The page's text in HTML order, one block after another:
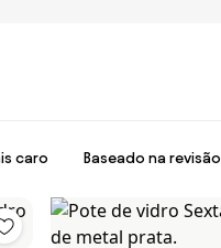
caro Baseado na revisão